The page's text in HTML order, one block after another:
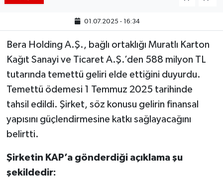
01.07.2025 - 16:34
Bera Holding A.Ş., bağlı ortaklığı Muratlı Karton
Kağıt Sanayi ve Ticaret A.Ş.’den 588 milyon TL
tutarında temettü geliri elde ettiğini duyurdu.
Temettü ödemesi 1 Temmuz 2025 tarihinde
tahsil edildi. Şirket, söz konusu gelirin finansal
yapısını güçlendirmesine katkı sağlayacağını
belirtti.
Şirketin KAP’a gönderdiği açıklama şu
şekildedir: